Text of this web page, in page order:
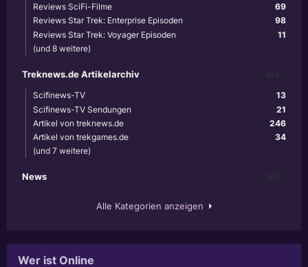
69
Reviews SciFi-Filme
98
Reviews Star Trek: Enterprise Episoden
11
Reviews Star Trek: Voyager Episoden
(und 8 weitere)
Treknews.de Artikelarchiv
13
Scifinews-TV
21
Scifinews-TV Sendungen
246
Artikel von treknews.de
34
Artikel von trekgames.de
(und 7 weitere)
News
Alle Kategorien anzeigen
Wer ist Online